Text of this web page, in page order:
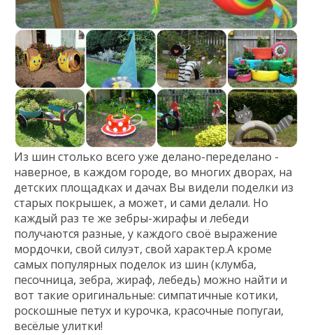
Из шин столько всего уже делано-переделано -
наверное, в каждом городе, во многих дворах, на
детских площадках и дачах Вы видели поделки из
старых покрышек, а может, и сами делали. Но
каждый раз те же зебры-жирафы и лебеди
получаются разные, у каждого своё выражение
мордочки, свой силуэт, свой характер.А кроме
самых популярных поделок из шин (клумба,
песочница, зебра, жираф, лебедь) можно найти и
вот такие оригинальные: симпатичные котики,
роскошные петух и курочка, красочные попугаи,
весёлые улитки!